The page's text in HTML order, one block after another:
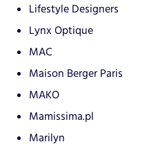
Lifestyle Designers
Lynx Optique
MAC
Maison Berger Paris
MAKO
Mamissima.pl
Marilyn